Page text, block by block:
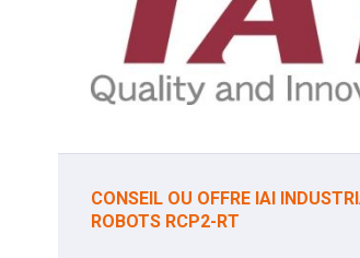
CONSEIL OU OFFRE IAI
ROBOTS RCP2-RT